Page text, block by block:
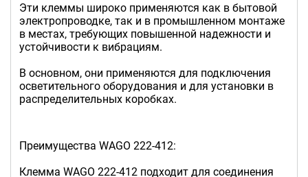
Эти клеммы широко применяются как в бытовой
электропроводке, так и в промышленном монтаже
в местах, требующих повышенной надежности и
устойчивости к вибрациям.
В основном, они применяются для подключения
осветительного оборудования и для установки в
распределительных коробках.
Преимущества WAGO 222-412:
Клемма WAGO 222-412 подходит для соединения